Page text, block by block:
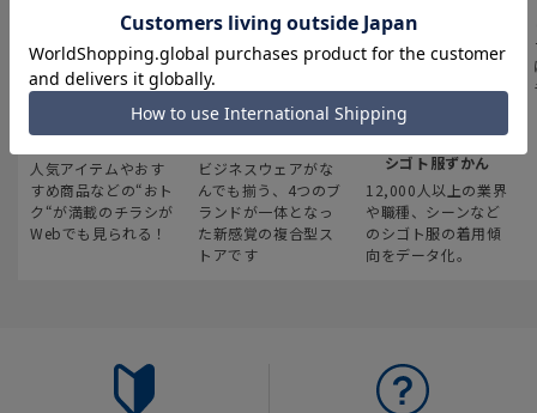
最新のお買い得情報
人気アイテムやおす
すめ商品などの“おト
ク“が満載のチラシが
Webでも見られる！
スーツスクエア
ビジネスウェアがな
んでも揃う、4つのブ
ランドが一体となっ
た新感覚の複合型ス
トアです
みんなの
シゴト服ずかん
12,000人以上の業界
や職種、シーンなど
のシゴト服の着用傾
向をデータ化。